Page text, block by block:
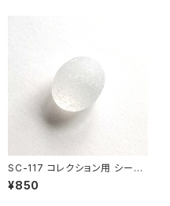
SC-117 コレクション用 シーグ
ラス（白色）
¥850